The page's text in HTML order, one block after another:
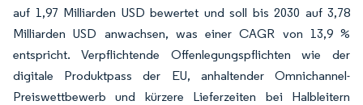
auf 1,97 Milliarden USD bewertet und soll bis 2030 auf 3,78
Milliarden USD anwachsen, was einer CAGR von 13,9 %
entspricht. Verpflichtende Offenlegungspflichten wie der
digitale Produktpass der EU, anhaltender Omnichannel-
Preiswettbewerb und kürzere Lieferzeiten bei Halbleitern